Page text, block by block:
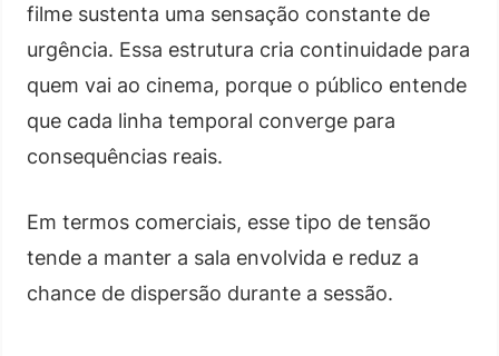
filme sustenta uma sensação constante de
urgência. Essa estrutura cria continuidade para
quem vai ao cinema, porque o público entende
que cada linha temporal converge para
consequências reais.
Em termos comerciais, esse tipo de tensão
tende a manter a sala envolvida e reduz a
chance de dispersão durante a sessão.